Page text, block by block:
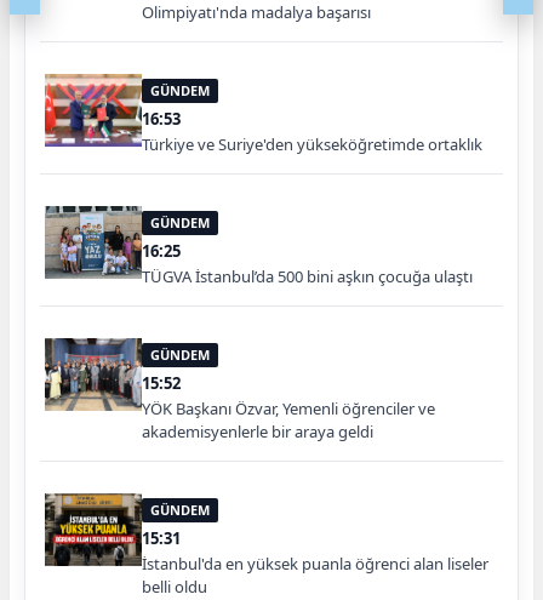
Olimpiyatı'nda madalya başarısı
GÜNDEM
16:53
Türkiye ve Suriye'den yükseköğretimde ortaklık
GÜNDEM
16:25
TÜGVA İstanbul’da 500 bini aşkın çocuğa ulaştı
GÜNDEM
15:52
YÖK Başkanı Özvar, Yemenli öğrenciler ve
akademisyenlerle bir araya geldi
GÜNDEM
15:31
İstanbul'da en yüksek puanla öğrenci alan liseler
belli oldu